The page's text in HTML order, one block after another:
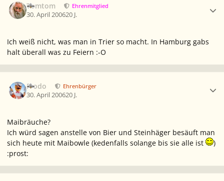
Tomtom Ehrenmitglied
30. April 200620 J.
Ich weiß nicht, was man in Trier so macht. In Hamburg gabs
halt überall was zu Feiern :-O
Frodo Ehrenbürger
30. April 200620 J.
Maibräuche?
Ich würd sagen anstelle von Bier und Steinhäger besäuft man
sich heute mit Maibowle (kedenfalls solange bis sie alle ist
)
:prost: